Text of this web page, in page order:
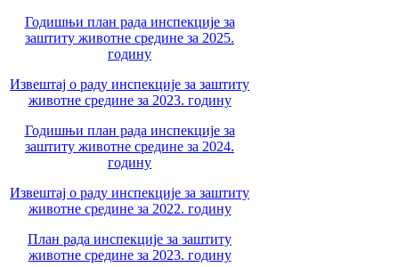
Годишњи план рада инспекције за
заштиту животне средине за 2025.
годину
Извештај о раду инспекције за заштиту
животне средине за 2023. годину
Годишњи план рада инспекције за
заштиту животне средине за 2024.
годину
Извештај о раду инспекције за заштиту
животне средине за 2022. годину
План рада инспекције за заштиту
животне средине за 2023. годину